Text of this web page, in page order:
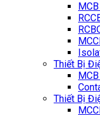
Thiết Bị
Thiết Bị